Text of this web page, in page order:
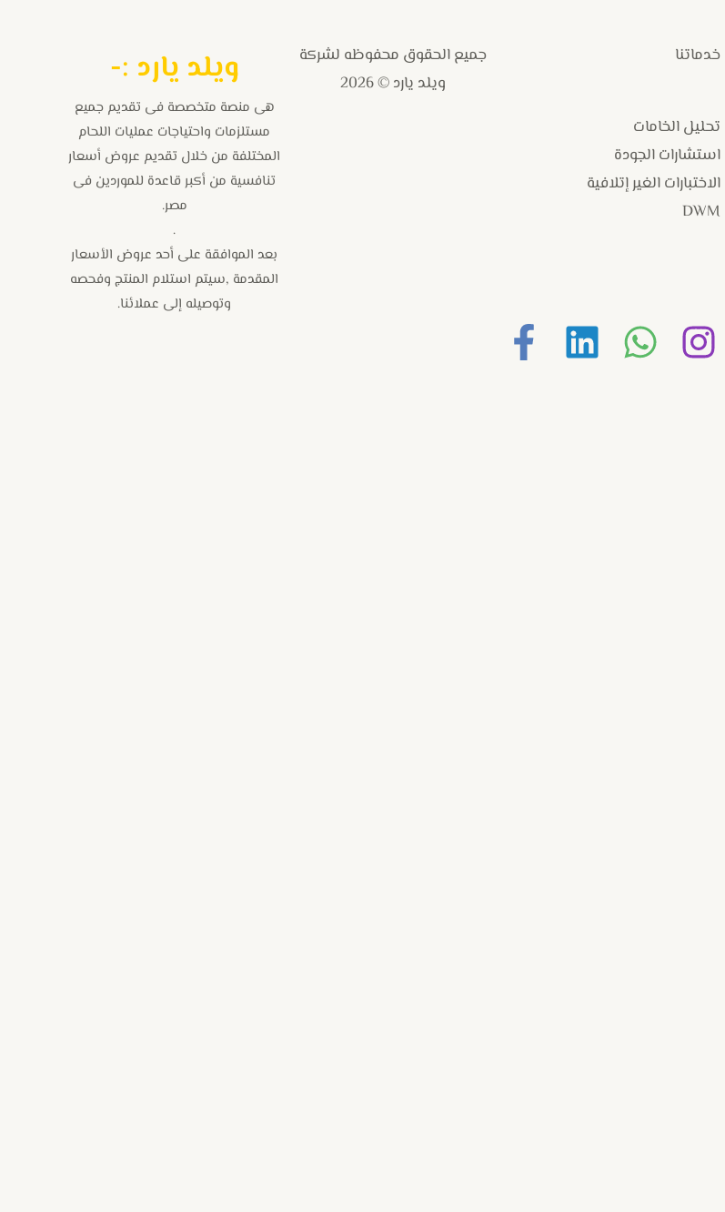
خدماتنا
تحليل الخامات
استشارات الجودة
الاختبارات الغير إتلافية
DWM
جميع الحقوق محفوظه لشركة
ويلد يارد © 2026
ويلد يارد :-
هى منصة متخصصة فى تقديم جميع
مستلزمات واحتياجات عمليات اللحام
المختلفة من خلال تقديم عروض أسعار
تنافسية من أكبر قاعدة للموردين فى
مصر.
.
بعد الموافقة على أحد عروض الأسعار
المقدمة ,سيتم استلام المنتج وفحصه
وتوصيله إلى عملائنا.